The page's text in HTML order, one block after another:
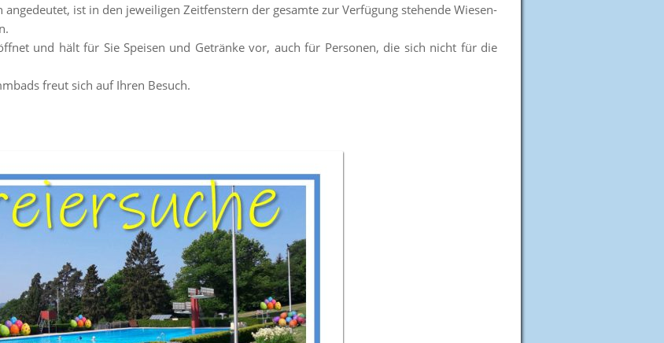
ist in den jeweiligen Zeitfenstern der gesamte zur Verfügung stehende Wiesen-
und hält für Sie Speisen und Getränke vor, auch für Personen, die sich nicht für die
freut sich auf Ihren Besuch.